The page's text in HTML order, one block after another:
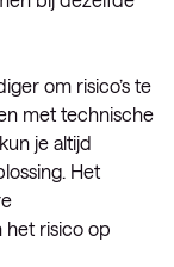
om risico’s te
met technische
je altijd
Het
risico op